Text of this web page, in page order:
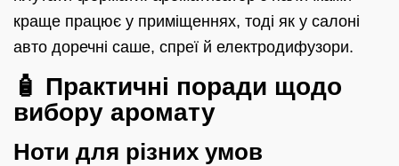
краще працює у приміщеннях, тоді як у салоні
авто доречні саше, спреї й електродифузори.
🧴 Практичні поради щодо
вибору аромату
Ноти для різних умов